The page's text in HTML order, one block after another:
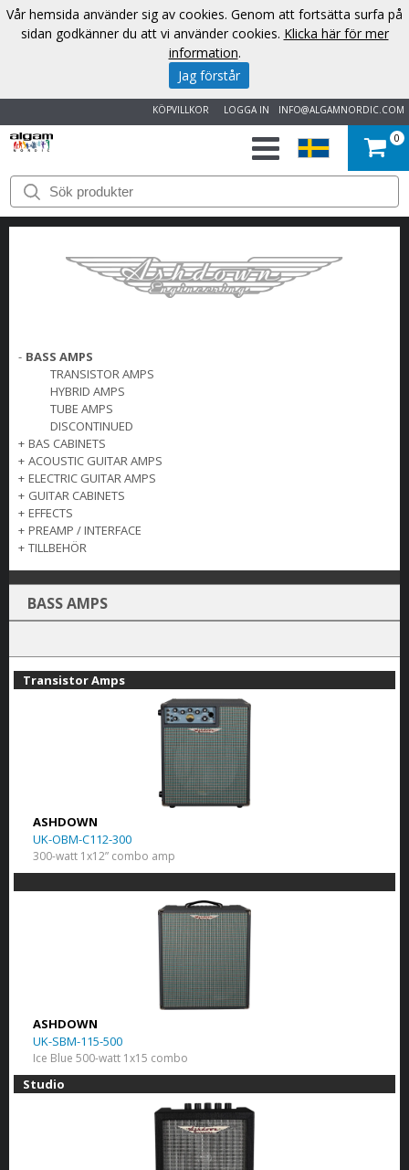
INFO@ALGAMNORDIC.COM
LOGGA IN
KÖPVILLKOR
START
VARUMÄRKEN
NYHETER
OSS
KONTAKT
0
- BASS AMPS
TRANSISTOR AMPS
HYBRID AMPS
TUBE AMPS
DISCONTINUED
+ BAS CABINETS
+ ACOUSTIC GUITAR AMPS
+ ELECTRIC GUITAR AMPS
+ GUITAR CABINETS
+ EFFECTS
+ PREAMP / INTERFACE
+ TILLBEHÖR
BASS AMPS
Transistor Amps
ASHDOWN
UK-OBM-C112-300
300-watt 1x12” combo amp
ASHDOWN
UK-SBM-115-500
Ice Blue 500-watt 1x15 combo
Studio
Vår hemsida använder sig av cookies. Genom att fortsätta surfa på
sidan godkänner du att vi använder cookies. Klicka här för mer
information.
Jag förstår